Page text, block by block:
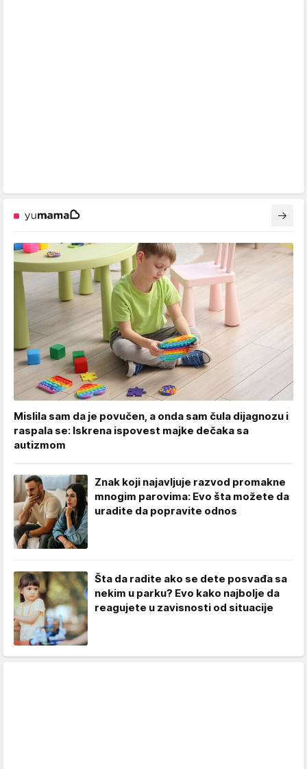
Mislila sam da je povučen, a onda sam čula dijagnozu i
raspala se: Iskrena ispovest majke dečaka sa
autizmom
Znak koji najavljuje razvod promakne
mnogim parovima: Evo šta možete da
uradite da popravite odnos
Šta da radite ako se dete posvađa sa
nekim u parku? Evo kako najbolje da
reagujete u zavisnosti od situacije